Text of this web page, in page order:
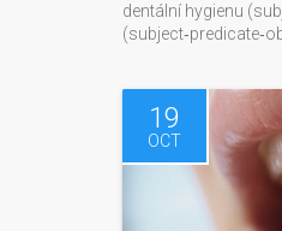
dentální hygienu
19
OCT